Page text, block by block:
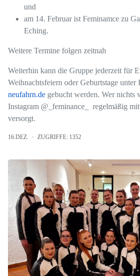
und
am 14. Februar ist Feminamce zu
Eching.
Weitere Termine folgen zeitnah
Weiterhin kann die Gruppe jederzeit für
Weihnachtsfeiern oder Geburtstage unter
neufahrn.de gebucht werden. Wer nichts
Instagram @_feminance_ regelmäßig
versorgt.
16.DEZ. ZUGRIFFE: 1352